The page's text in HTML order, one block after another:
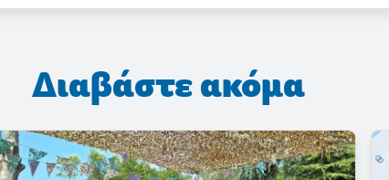
Διαβάστε ακόμα